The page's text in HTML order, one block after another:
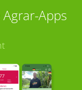
Apps